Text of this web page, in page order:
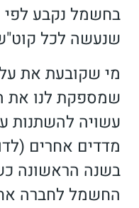
בחשמל נקבע לפי
שנעשה לכל
מי שקובעת את
שמספקת לנו את
עשויה להשתנות
מדדים אחרים
בשנה הראשונה
החשמל לחברה